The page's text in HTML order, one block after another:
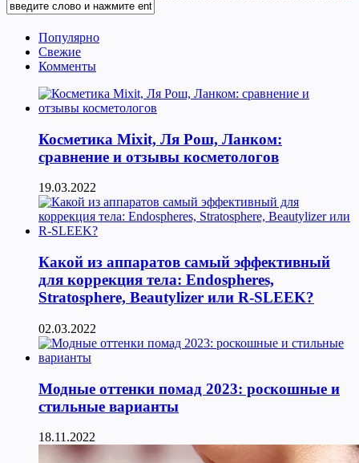
Популярно
Свежие
Комменты
Косметика Мixit, Ля Рош, Ланком:
сравнение и отзывы косметологов
19.03.2022
Какой из аппаратов самый эффективный
для коррекция тела: Endospheres,
Stratosphere, Beautylizer или R-SLEEK?
02.03.2022
Модные оттенки помад 2023: роскошные и
стильные варианты
18.11.2022